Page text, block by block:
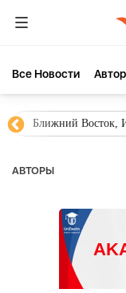
Все Новости
Ближний Восток,
AВТОРЫ